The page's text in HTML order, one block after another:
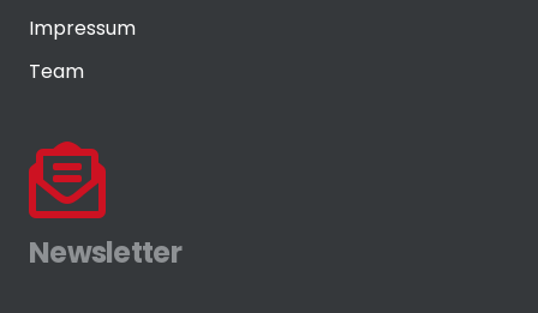
Impressum
Team
Newsletter